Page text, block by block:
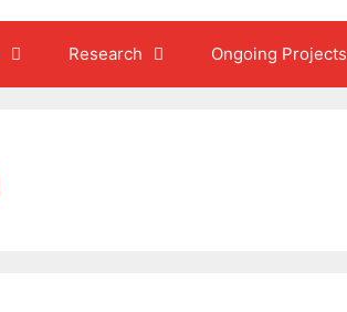
Research Ongoing Projects